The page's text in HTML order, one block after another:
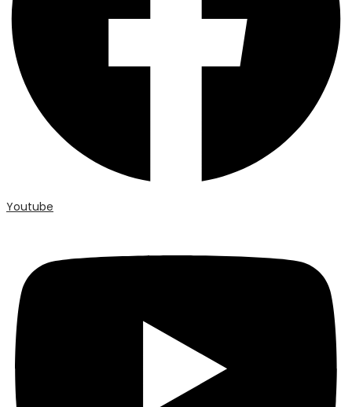
Youtube